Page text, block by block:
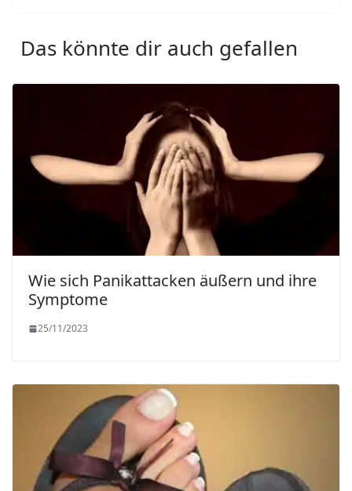
Das könnte dir auch gefallen
Wie sich Panikattacken äußern und ihre
Symptome
25/11/2023